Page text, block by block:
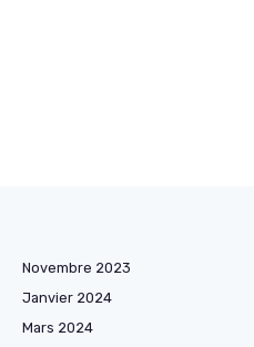
Novembre 2023
Janvier 2024
Mars 2024